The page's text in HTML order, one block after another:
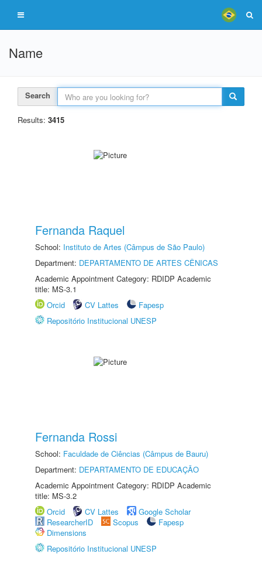
Name
Search
Results: 3415
Fernanda Raquel
School: Instituto de Artes (Câmpus de São Paulo)
Department: DEPARTAMENTO DE ARTES CÊNICAS
Academic Appointment Category: RDIDP Academic
title: MS-3.1
Orcid
CV Lattes
Fapesp
Repositório Institucional UNESP
Fernanda Rossi
School: Faculdade de Ciências (Câmpus de Bauru)
Department: DEPARTAMENTO DE EDUCAÇÃO
Academic Appointment Category: RDIDP Academic
title: MS-3.2
Orcid
CV Lattes
Google Scholar
ResearcherID
Scopus
Fapesp
Dimensions
Repositório Institucional UNESP